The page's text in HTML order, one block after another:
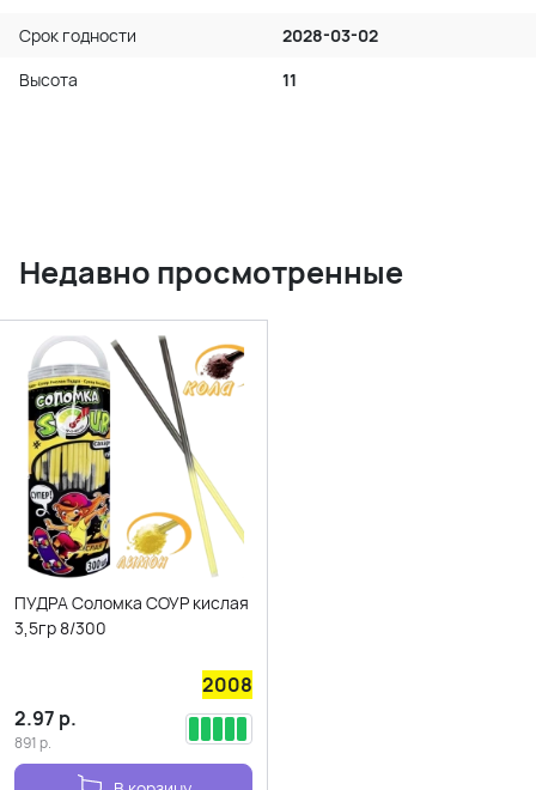
Срок годности
2028-03-02
Высота
11
Недавно просмотренные
ПУДРА Соломка СОУР кислая
3,5гр 8/300
2008
2.97 р.
891 р.